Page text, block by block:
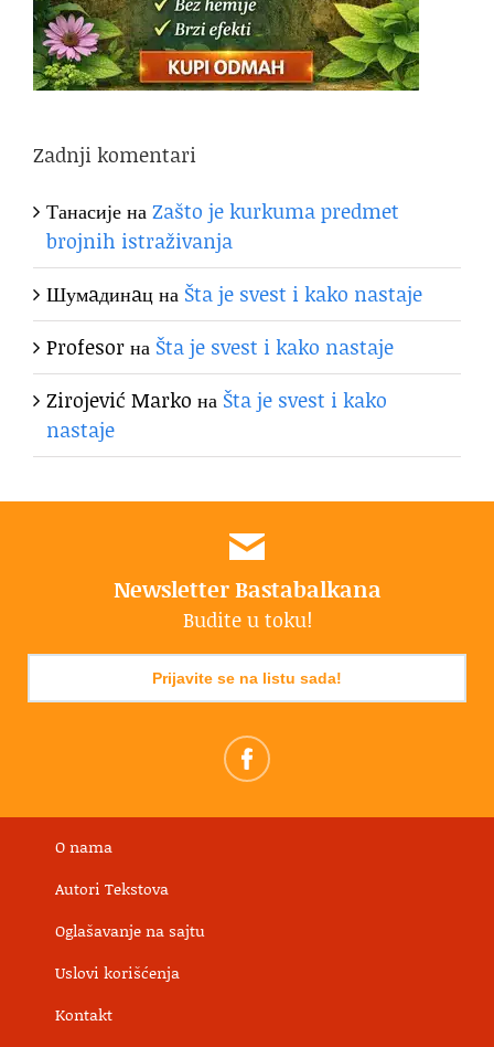
Zadnji komentari
ТанасијенаZašto je kurkuma predmet
brojnih istraživanja
Шумaдинaцна Šta je svest i kako nastaje
Profesorна Šta je svest i kako nastaje
Zirojević Marko на Šta je svest i kako
nastaje
Newsletter Bastabalkana
Budite u toku!
Prijavite se na listu sada!
O nama
Autori Tekstova
Oglašavanje na sajtu
Uslovi korišćenja
Kontakt